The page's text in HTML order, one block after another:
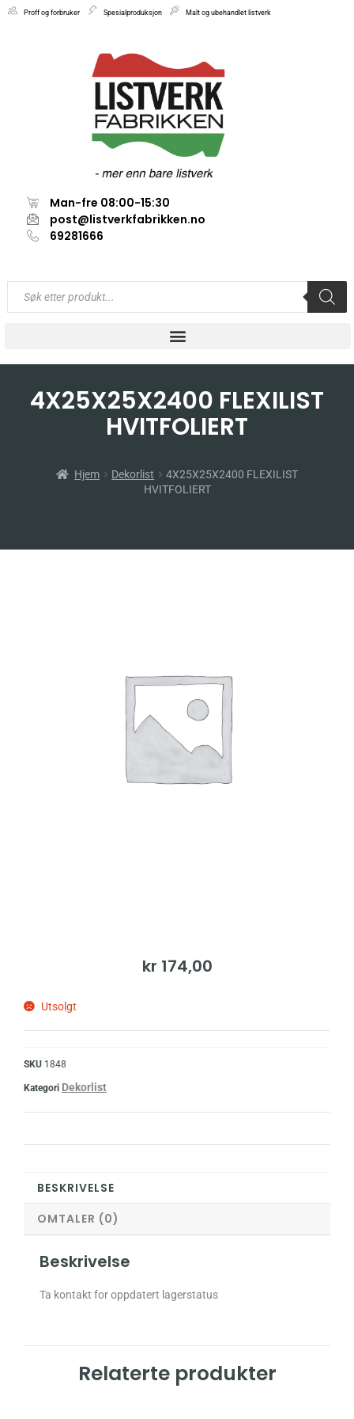
Proff og forbruker Spesialproduksjon Malt og ubehandlet listverk
Man-fre 08:00-15:30
post@listverkfabrikken.no
69281666
4X25X25X2400 FLEXILIST
HVITFOLIERT
Hjem Dekorlist
4X25X25X2400 FLEXILIST
HVITFOLIERT
kr 174,00
Utsolgt
SKU 1848
Kategori Dekorlist
BESKRIVELSE
OMTALER (0)
Beskrivelse
Ta kontakt for oppdatert lagerstatus
Relaterte produkter